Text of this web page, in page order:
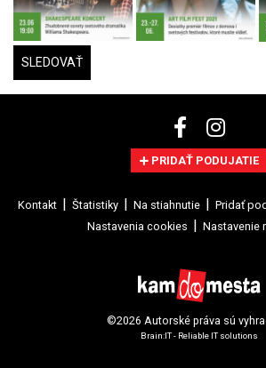
SLEDOVAŤ
PRIDAŤ PODUJATIE
Kontakt Štatistiky Na stiahnutie Pridať
Nastavenia cookies
Nastavenie
©2026 Autorské práva sú
Brain:IT - Reliable IT solutions